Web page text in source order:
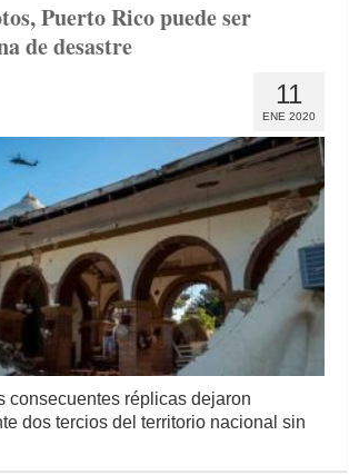
Puerto Rico puede ser
de desastre
11
ENE 2020
consecuentes réplicas dejaron
dos tercios del territorio nacional sin